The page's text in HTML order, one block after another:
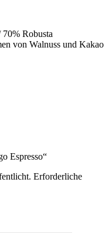
Robusta
von Walnuss und Kakao
Espresso“
Erforderliche